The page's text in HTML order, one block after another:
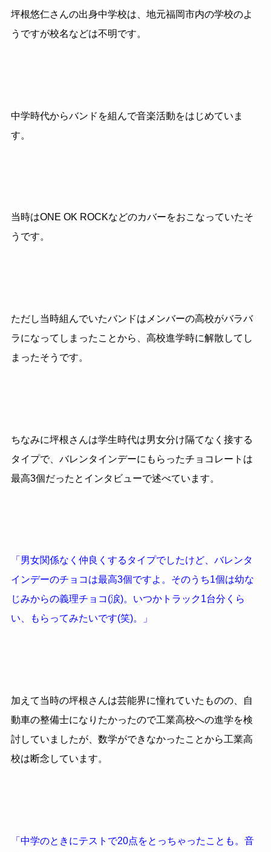
坪根悠仁さんの出身中学校は、地元福岡市内の学校のよ
うですが校名などは不明です。
中学時代からバンドを組んで音楽活動をはじめていま
す。
当時はONE OK ROCKなどのカバーをおこなっていたそ
うです。
ただし当時組んでいたバンドはメンバーの高校がバラバ
ラになってしまったことから、高校進学時に解散してし
まったそうです。
ちなみに坪根さんは学生時代は男女分け隔てなく接する
タイプで、バレンタインデーにもらったチョコレートは
最高3個だったとインタビューで述べています。
「男女関係なく仲良くするタイプでしたけど、バレンタ
インデーのチョコは最高3個ですよ。そのうち1個は幼な
じみからの義理チョコ(涙)。いつかトラック1台分くら
い、もらってみたいです(笑)。」
加えて当時の坪根さんは芸能界に憧れていたものの、自
動車の整備士になりたかったので工業高校への進学を検
討していましたが、数学ができなかったことから工業高
校は断念しています。
「中学のときにテストで20点をとっちゃったことも。音